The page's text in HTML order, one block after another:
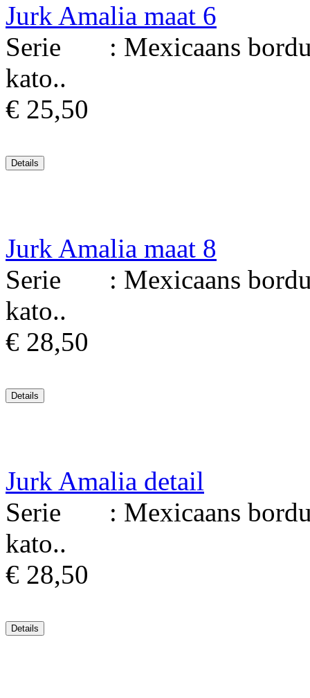
Jurk Amalia maat 6
Serie : Mexicaans
kato..
€ 25,50
Jurk Amalia maat 8
Serie : Mexicaans
kato..
€ 28,50
Jurk Amalia detail
Serie : Mexicaans
kato..
€ 28,50